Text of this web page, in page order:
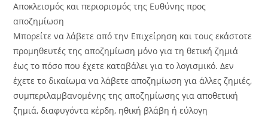
Αποκλεισμός και περιορισμός της Ευθύνης προς
αποζημίωση
Μπορείτε να λάβετε από την Επιχείρηση και τους εκάστοτε
προμηθευτές της αποζημίωση μόνο για τη θετική ζημιά
έως το πόσο που έχετε καταβάλει για το λογισμικό. Δεν
έχετε το δικαίωμα να λάβετε αποζημίωση για άλλες ζημιές,
συμπεριλαμβανομένης της αποζημίωσης για αποθετική
ζημιά, διαφυγόντα κέρδη, ηθική βλάβη ή εύλογη